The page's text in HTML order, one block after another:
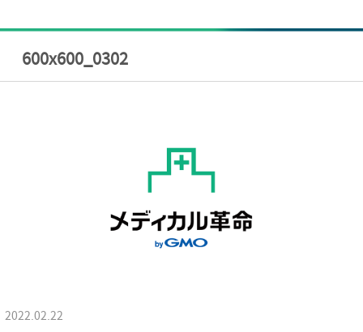
600x600_0302
2022.02.22